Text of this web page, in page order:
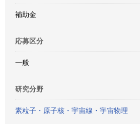
補助金
応募区分
一般
研究分野
素粒子・原子核・宇宙線・宇宙物理